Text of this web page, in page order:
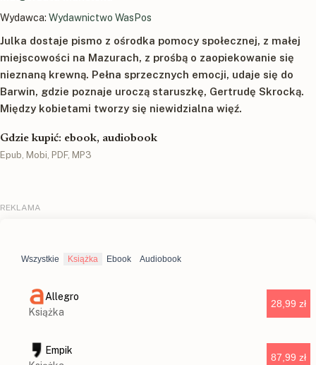
Wydawca: Wydawnictwo WasPos
Julka dostaje pismo z ośrodka pomocy społecznej, z małej
miejscowości na Mazurach, z prośbą o zaopiekowanie się
nieznaną krewną. Pełna sprzecznych emocji, udaje się do
Barwin, gdzie poznaje uroczą staruszkę, Gertrudę Skrocką.
Między kobietami tworzy się niewidzialna więź.
Gdzie kupić: ebook, audiobook
Epub, Mobi, PDF, MP3